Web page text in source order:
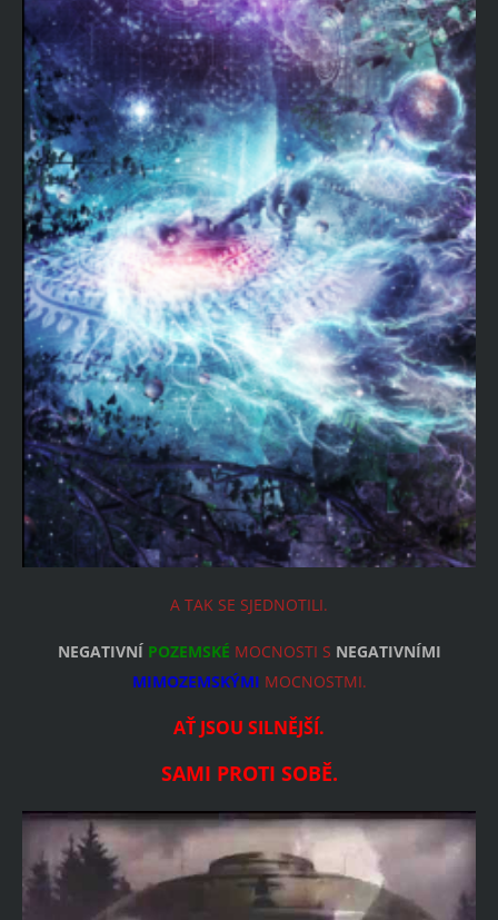
A TAK SE SJEDNOTILI.
NEGATIVNÍ POZEMSKÉ MOCNOSTI S NEGATIVNÍMI
MIMOZEMSKÝMI MOCNOSTMI.
AŤ JSOU SILNĚJŠÍ.
SAMI PROTI SOBĚ.